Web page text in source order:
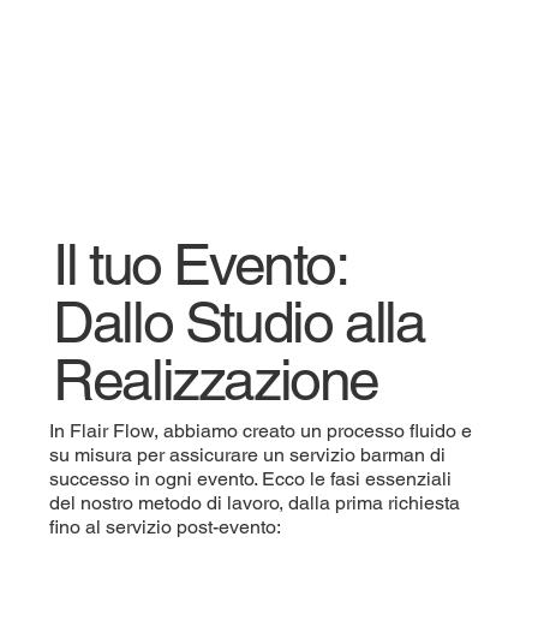
Il tuo Evento:
Dallo Studio alla
Realizzazione
In Flair Flow, abbiamo creato un processo fluido e
su misura per assicurare un servizio barman di
successo in ogni evento. Ecco le fasi essenziali
del nostro metodo di lavoro, dalla prima richiesta
fino al servizio post-evento: